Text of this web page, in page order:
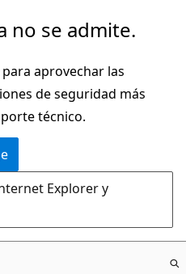
no se admite.
aprovechar las
de seguridad más
técnico.
Explorer y